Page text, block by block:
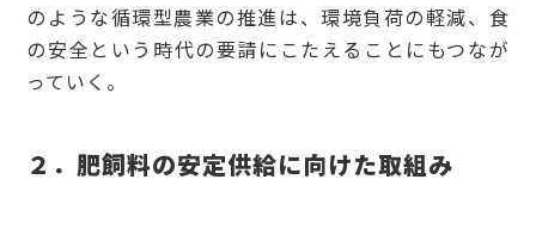
のような循環型農業の推進は、環境負荷の軽減、食
の安全という時代の要請にこたえることにもつなが
っていく。
２．肥飼料の安定供給に向けた取組み